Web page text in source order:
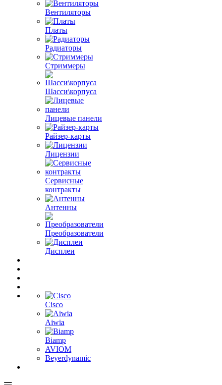
Вентиляторы
Платы
Радиаторы
Стриммеры
Шасси\корпуса
Лицевые панели
Райзер-карты
Лицензии
Сервисные
контракты
Антенны
Преобразователи
Дисплеи
Cisco
Aiwia
Biamp
AVIOM
Beyerdynamic